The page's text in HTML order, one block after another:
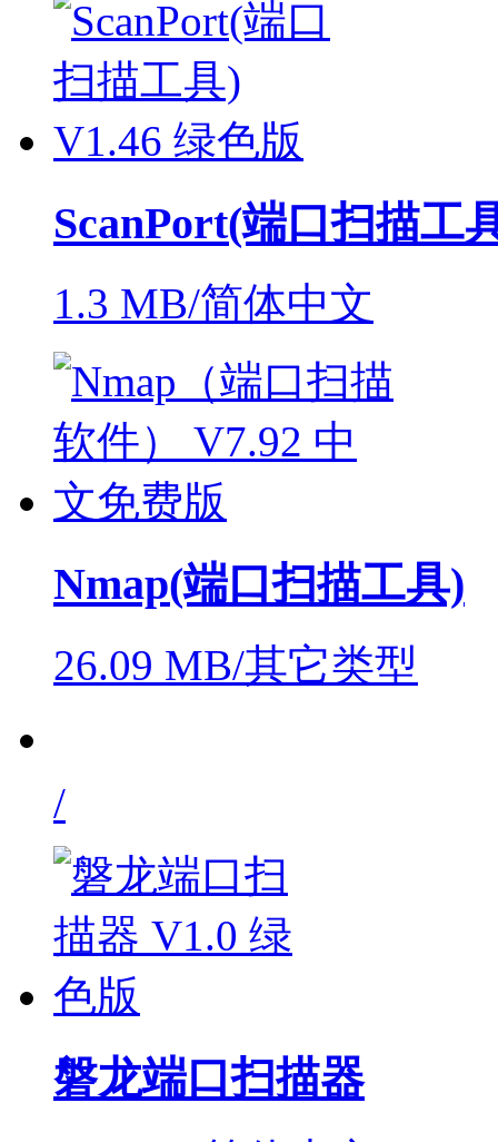
ScanPort(端口扫描工
1.3 MB/简体中文
Nmap(端口扫描工具)
26.09 MB/其它类型
/
磐龙端口扫描器